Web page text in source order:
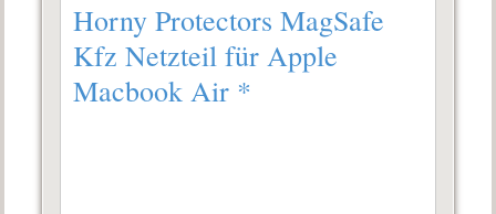
Horny Protectors MagSafe
Kfz Netzteil für Apple
Macbook Air *